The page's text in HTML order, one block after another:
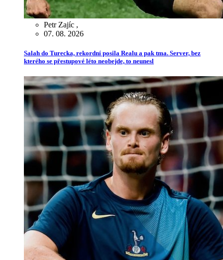
Petr Zajíc ,
07. 08. 2026
Salah do Turecka, rekordní posila Realu a pak tma. Server, bez
kterého se přestupové léto neobejde, to neunesl